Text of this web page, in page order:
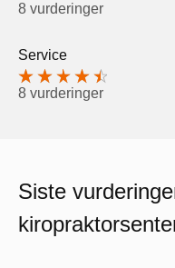
8 vurderinger
Service
8 vurderinger
Siste